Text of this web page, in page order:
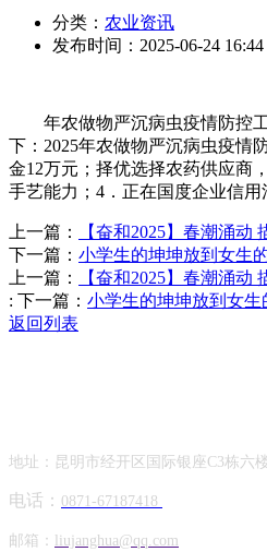
分类： 农业资讯
发布时间： 2025-06-24 16:44
年农做物严沉病虫疫情防控工
下：2025年农做物严沉病虫疫情
金12万元；择优选择农药供应商
手艺能力；4．正在国度企业信
上一篇：
【奋和2025】春潮涌动
下一篇： 小学生的坤坤放到女生
上一篇：
【奋和2025】春潮涌动
: 下一篇： 小学生的坤坤放到女
返回列表
地址：昆明市经开区国际银座C3栋六
电话： 0871-67187418
邮箱： liujanghua@qq.com